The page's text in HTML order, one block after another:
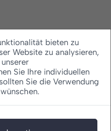
bieten zu
Website zu analysieren,
Sie Ihre individuellen
Sie die Verwendung